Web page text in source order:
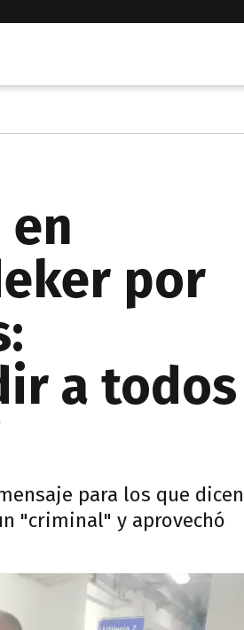
por
a todos
para los que dicen
"criminal" y aprovechó